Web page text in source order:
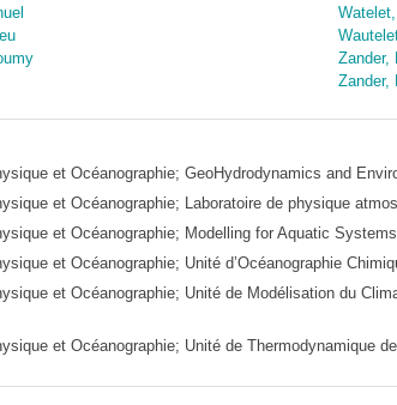
Zander,
Zander,
et Océanographie; GeoHydrodynamics and
et Océanographie; Laboratoire de physique
et Océanographie; Modelling for Aquatic
et Océanographie; Unité d’Océanographie
et Océanographie; Unité de Modélisation du
et Océanographie; Unité de Thermodynamique